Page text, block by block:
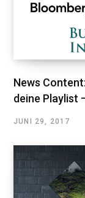
News
deine Playlist
JUNI 29, 2017